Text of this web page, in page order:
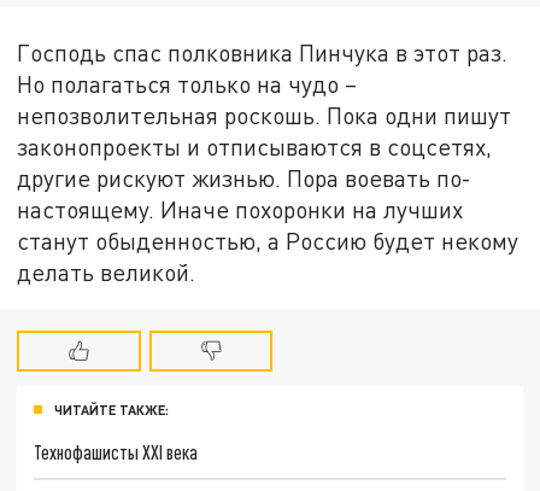
Господь спас полковника Пинчука в этот раз.
Но полагаться только на чудо –
непозволительная роскошь. Пока одни пишут
законопроекты и отписываются в соцсетях,
другие рискуют жизнью. Пора воевать по-
настоящему. Иначе похоронки на лучших
станут обыденностью, а Россию будет некому
делать великой.
ЧИТАЙТЕ ТАКЖЕ:
Технофашисты XXI века